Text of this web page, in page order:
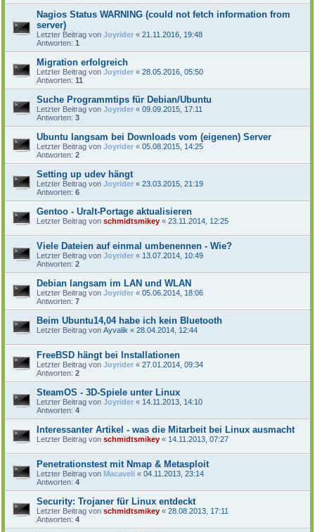
Nagios Status WARNING (could not fetch information from
server)
Letzter Beitrag von Joyrider « 21.11.2016, 19:48
Antworten: 1
Migration erfolgreich
Letzter Beitrag von Joyrider « 28.05.2016, 05:50
Antworten: 11
Suche Programmtips für Debian/Ubuntu
Letzter Beitrag von Joyrider « 09.09.2015, 17:11
Antworten: 3
Ubuntu langsam bei Downloads vom (eigenen) Server
Letzter Beitrag von Joyrider « 05.08.2015, 14:25
Antworten: 2
Setting up udev hängt
Letzter Beitrag von Joyrider « 23.03.2015, 21:19
Antworten: 6
Gentoo - Uralt-Portage aktualisieren
Letzter Beitrag von schmidtsmikey « 23.11.2014, 12:25
Viele Dateien auf einmal umbenennen - Wie?
Letzter Beitrag von Joyrider « 13.07.2014, 10:49
Antworten: 2
Debian langsam im LAN und WLAN
Letzter Beitrag von Joyrider « 05.06.2014, 18:06
Antworten: 7
Beim Ubuntu14,04 habe ich kein Bluetooth
Letzter Beitrag von Ayvalik « 28.04.2014, 12:44
FreeBSD hängt bei Installationen
Letzter Beitrag von Joyrider « 27.01.2014, 09:34
Antworten: 2
SteamOS - 3D-Spiele unter Linux
Letzter Beitrag von Joyrider « 14.11.2013, 14:10
Antworten: 4
Interessanter Artikel - was die Mitarbeit bei Linux ausmacht
Letzter Beitrag von schmidtsmikey « 14.11.2013, 07:27
Penetrationstest mit Nmap & Metasploit
Letzter Beitrag von Macaveli « 04.11.2013, 23:14
Antworten: 4
Security: Trojaner für Linux entdeckt
Letzter Beitrag von schmidtsmikey « 28.08.2013, 17:11
Antworten: 4